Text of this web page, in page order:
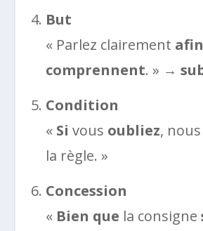
But
« Parlez clairement
comprennent. » →
Condition
« Si vous oubliez, nous
la règle. »
Concession
« Bien que la consigne